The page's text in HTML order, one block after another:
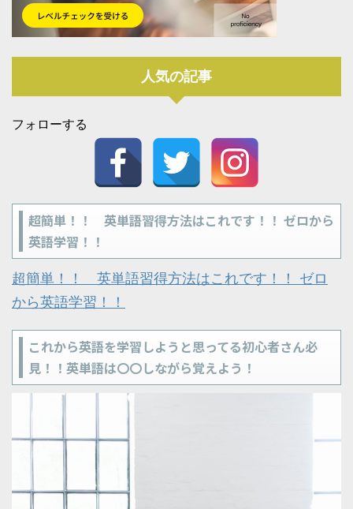
人気の記事
フォローする
超簡単！！ 英単語習得方法はこれです！！ ゼロから
英語学習！！
超簡単！！ 英単語習得方法はこれです！！ ゼロ
から英語学習！！
これから英語を学習しようと思ってる初心者さん必
見！！英単語は〇〇しながら覚えよう！